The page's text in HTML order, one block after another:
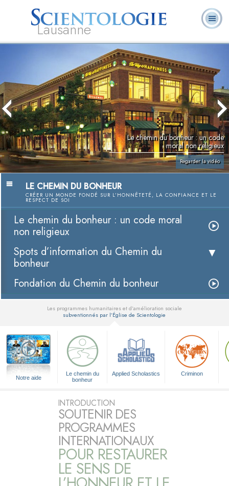
Lausanne
volontaires
Le chemin du bonheur : un code
moral non religieux
Regarder la vidéo
LE CHEMIN DU BONHEUR
CRÉER UN MONDE FONDÉ SUR L’HONNÊTETÉ, LA CONFIANCE ET LE
RESPECT DE SOI
Le chemin du bonheur : un code moral
non religieux
Spots d’information du Chemin du
bonheur
Fondation du Chemin du bonheur
Les programmes humanitaires et d’amélioration sociale
subventionnés par l’Église de Scientologie
Notre aide
Le chemin du
bonheur
Applied Scholastics Criminon
INTRODUCTION
SOUTENIR DES
PROGRAMMES
INTERNATIONAUX
POUR RESTAURER
LE SENS DE